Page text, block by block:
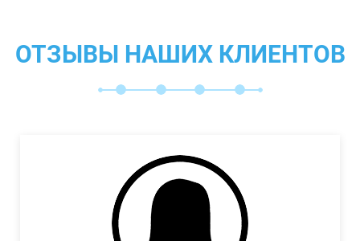
ОТЗЫВЫ НАШИХ КЛИЕНТОВ